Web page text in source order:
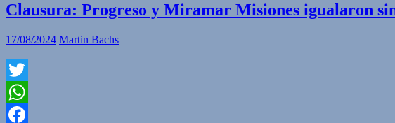
Clausura: Progreso y Miramar Misiones igualaron
17/08/2024 Martin Bachs
Twitter
WhatsApp